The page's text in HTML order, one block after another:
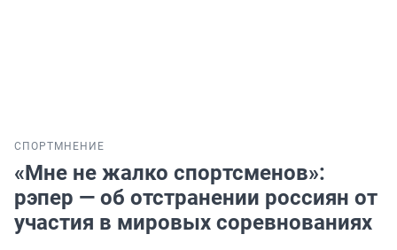
СПОРТ МНЕНИЕ
«Мне не жалко спортсменов»:
рэпер — об отстранении россиян от
участия в мировых соревнованиях